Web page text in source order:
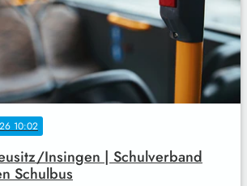
10:02
Insingen | Schulverband
Schulbus